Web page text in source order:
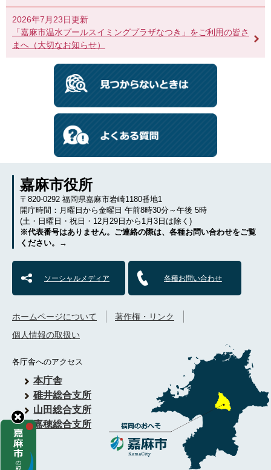
2026年7月23日更新
「嘉麻市温水プールスイミングプラザなつき」をご利用の皆さ
まへ（大切なお知らせ）
嘉麻市役所
〒820-0292 福岡県嘉麻市岩崎1180番地1
開庁時間：月曜日から金曜日 午前8時30分～午後 5時
(土・日曜日・祝日・12月29日から1月3日は除く)
※代表番号はありません。ご連絡の際は、各種お問い合わせをご覧
ください。→
ソーシャルメディア 各種お問い合わせ
各庁舎へのアクセス
本庁舎
碓井総合支所
山田総合支所
嘉穂総合支所
ホームページについて
著作権・リンク
個人情報の取扱い